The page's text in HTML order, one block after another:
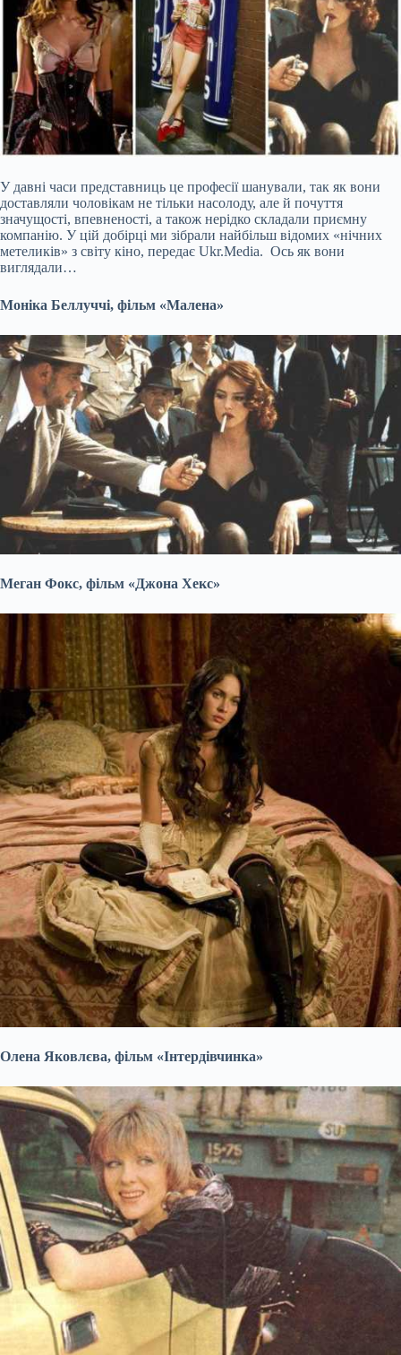
У давні часи представниць це професії шанували, так як вони
доставляли чоловікам не тільки насолоду, але й почуття
значущості, впевненості, а також нерідко складали приємну
компанію. У цій добірці ми зібрали найбільш відомих «нічних
метеликів» з світу кіно, передає Ukr.Media. Ось як вони
виглядали…
Моніка Беллуччі, фільм «Малена»
Меган Фокс, фільм «Джона Хекс»
Олена Яковлєва, фільм «Інтердівчинка»